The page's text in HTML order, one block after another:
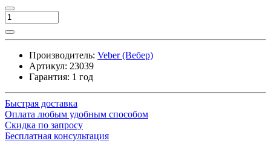
Производитель: Veber (Вебер)
Артикул: 23039
Гарантия: 1 год
Быстрая доставка
Оплата любым удобным способом
Скидка по запросу
Бесплатная консультация